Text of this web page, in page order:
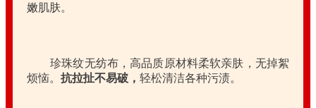
嫩肌肤。
珍珠纹无纺布，高品质原材料柔软亲肤，无掉絮
烦恼。 抗拉扯不易破， 轻松清洁各种污渍。